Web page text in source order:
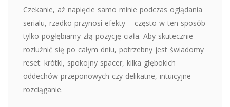
Czekanie, aż napięcie samo minie podczas oglądania
serialu, rzadko przynosi efekty – często w ten sposób
tylko pogłębiamy złą pozycję ciała. Aby skutecznie
rozluźnić się po całym dniu, potrzebny jest świadomy
reset: krótki, spokojny spacer, kilka głębokich
oddechów przeponowych czy delikatne, intuicyjne
rozciąganie.